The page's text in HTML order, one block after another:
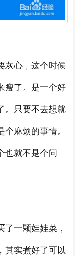
灰心，这个时候
瘦了。是一个好
。只要不去想就
麻烦的事情。
也就不是个问
了一颗娃娃菜，
其实煮好了可以